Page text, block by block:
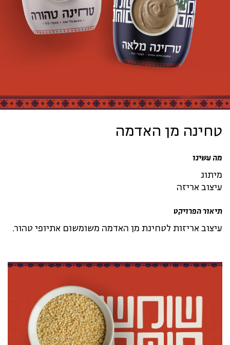
טחינה מן האדמה
מה עשינו
מיתוג
עיצוב אריזה
תיאור הפרויקט
עיצוב אריזות לטחינת מן האדמה משומשום אתיופי טהור.